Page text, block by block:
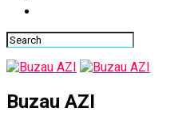
Buzau AZI